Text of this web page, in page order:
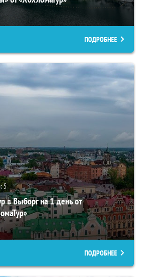
ПОДРОБНЕЕ
5
в Выборг на 1 день от
ПОДРОБНЕЕ